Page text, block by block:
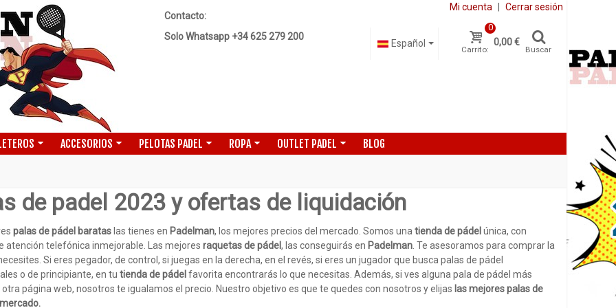
Contacto:
Solo Whatsapp +34 625 279 200
Mi cuenta Cerrar sesión
Carrito:
0
0,00 €
Buscar
Español
ACCESORIOS PELOTAS PADEL ROPA OUTLET PADEL BLOG
de padel 2023 y ofertas de liquidación
palas de pádel baratas las tienes en Padelman, los mejores precios del mercado. Somos una tienda de pádel única, con
atención telefónica inmejorable. Las mejores raquetas de pádel, las conseguirás en Padelman . Te asesoramos para comprar la
Si eres pegador, de control, si juegas en la derecha, en el revés, si eres un jugador que busca palas de pádel
o de principiante, en tu tienda de pádel favorita encontrarás lo que necesitas. Además, si ves alguna pala de pádel más
otra página web, nosotros te igualamos el precio. Nuestro objetivo es que te quedes con nosotros y elijas las mejores palas de